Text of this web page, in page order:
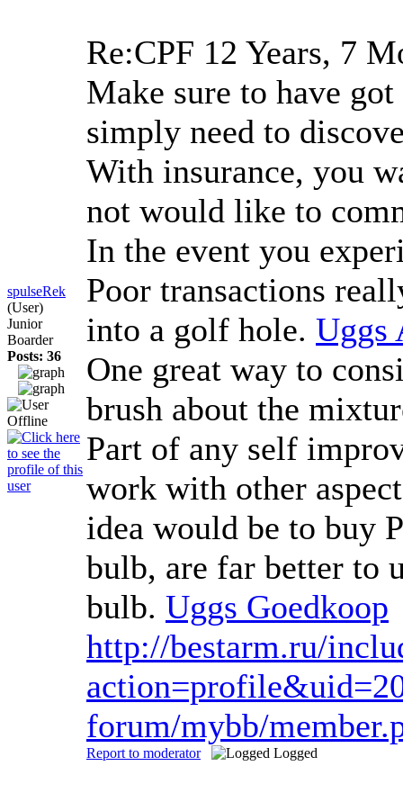
spulseRek
(User)
Junior
Boarder
Posts: 36
Re:CPF 12 Years, 7
Make sure to have
simply need to
With insurance, you
not would like to
In the event you
Poor transactions
into a golf hole. Uggs
One great way to
brush about the
Part of any self
work with other
idea would be to buy
bulb, are far better to
bulb. Uggs Goedkoop
http://bestarm.ru/
forum/mybb/
Report to moderator Logged